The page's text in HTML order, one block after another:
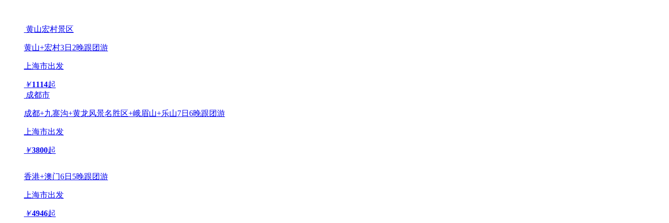
黄山宏村景区
黄山+宏村3日2晚跟团游
上海市出发
￥1114起
成都市
成都+九寨沟+黄龙风景名胜区+峨眉山+乐山7日6晚跟团游
上海市出发
￥3800起
香港+澳门6日5晚跟团游
上海市出发
￥4946起